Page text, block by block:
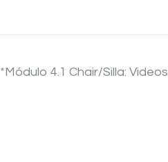
*Módulo 4.1 Chair/Silla: Videos